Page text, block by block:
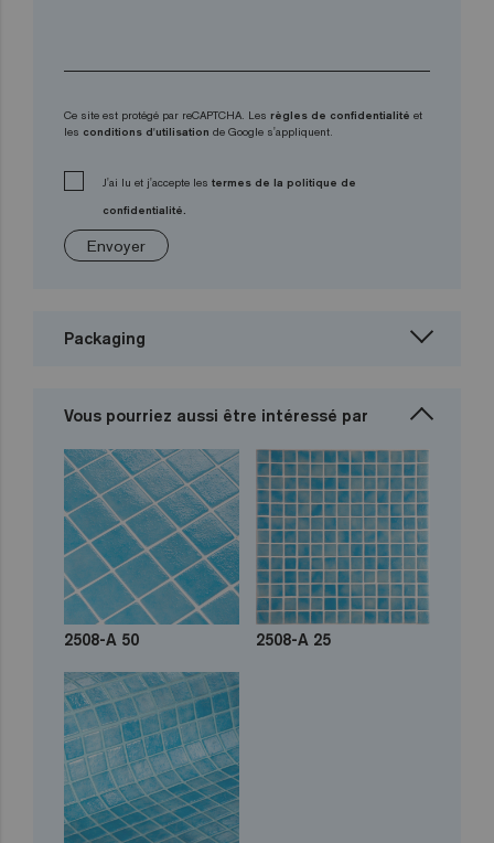
Ce site est protégé par reCAPTCHA. Les règles de confidentialité et
les conditions d'utilisation de Google s'appliquent.
J'ai lu et j'accepte les termes de la politique de
confidentialité.
Envoyer
Packaging
Vous pourriez aussi être intéressé par
2508-A 50 2508-A 25